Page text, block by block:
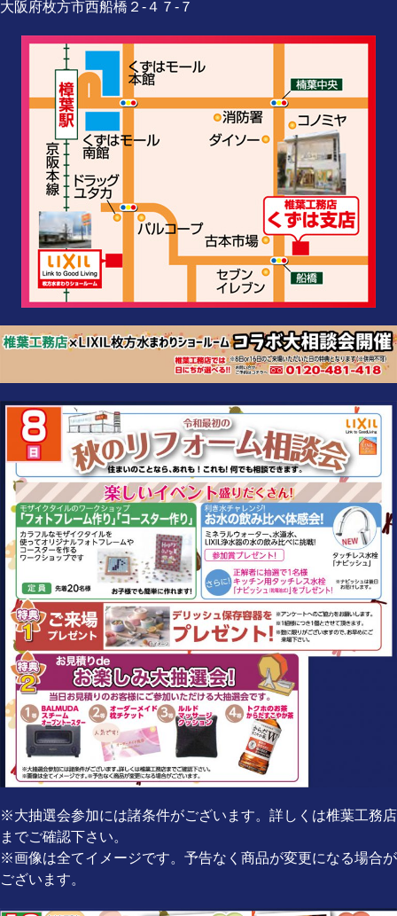
大阪府枚方市西船橋２-４７-７
※大抽選会参加には諸条件がございます。詳しくは椎葉工務店
までご確認下さい。
※画像は全てイメージです。予告なく商品が変更になる場合が
ございます。